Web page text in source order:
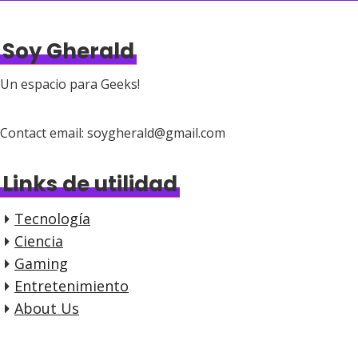
Soy Gherald
Un espacio para Geeks!
Contact email: soygherald@gmail.com
Links de utilidad
Tecnología
Ciencia
Gaming
Entretenimiento
About Us